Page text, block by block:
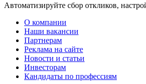
Автоматизируйте сбор откликов,
О компании
Наши вакансии
Партнерам
Реклама на сайте
Новости и статьи
Инвесторам
Кандидаты по профессиям